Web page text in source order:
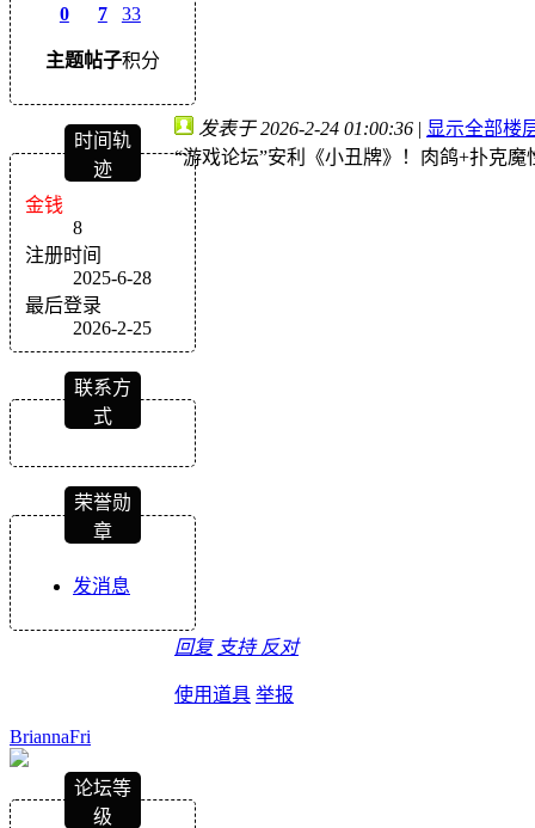
0
主题
7
帖子
33
积分
时间轨
迹
金钱
8
注册时间
2025-6-28
最后登录
2026-2-25
联系方
式
荣誉勋
章
发消息
发表于 2026-2-24 01:00:36 | 显示全部楼
“游戏论坛”安利《小丑牌》！肉鸽+扑克魔
回复 支持 反对
使用道具 举报
BriannaFri
论坛等
级